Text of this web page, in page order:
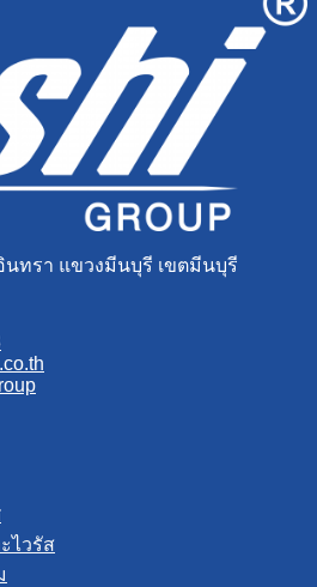
ทรา แขวงมีนบุรี เขตมีนบุรี
ไวรัส